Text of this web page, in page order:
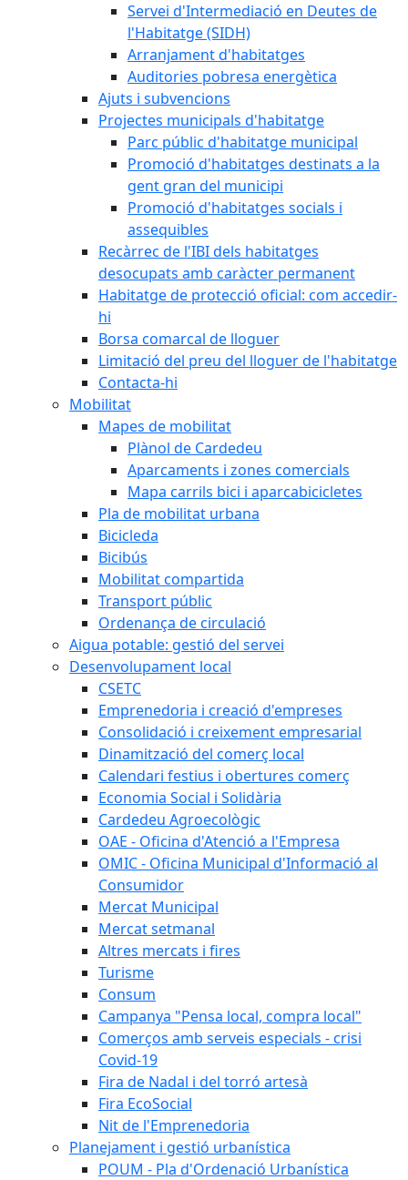
Servei d'Intermediació en Deutes de
l'Habitatge (SIDH)
Arranjament d'habitatges
Auditories pobresa energètica
Ajuts i subvencions
Projectes municipals d'habitatge
Parc públic d'habitatge municipal
Promoció d'habitatges destinats a la
gent gran del municipi
Promoció d'habitatges socials i
assequibles
Recàrrec de l'IBI dels habitatges
desocupats amb caràcter permanent
Habitatge de protecció oficial: com accedir-
hi
Borsa comarcal de lloguer
Limitació del preu del lloguer de l'habitatge
Contacta-hi
Mobilitat
Mapes de mobilitat
Plànol de Cardedeu
Aparcaments i zones comercials
Mapa carrils bici i aparcabicicletes
Pla de mobilitat urbana
Bicicleda
Bicibús
Mobilitat compartida
Transport públic
Ordenança de circulació
Aigua potable: gestió del servei
Desenvolupament local
CSETC
Emprenedoria i creació d'empreses
Consolidació i creixement empresarial
Dinamització del comerç local
Calendari festius i obertures comerç
Economia Social i Solidària
Cardedeu Agroecològic
OAE - Oficina d'Atenció a l'Empresa
OMIC - Oficina Municipal d'Informació al
Consumidor
Mercat Municipal
Mercat setmanal
Altres mercats i fires
Turisme
Consum
Campanya "Pensa local, compra local"
Comerços amb serveis especials - crisi
Covid-19
Fira de Nadal i del torró artesà
Fira EcoSocial
Nit de l'Emprenedoria
Planejament i gestió urbanística
POUM - Pla d'Ordenació Urbanística